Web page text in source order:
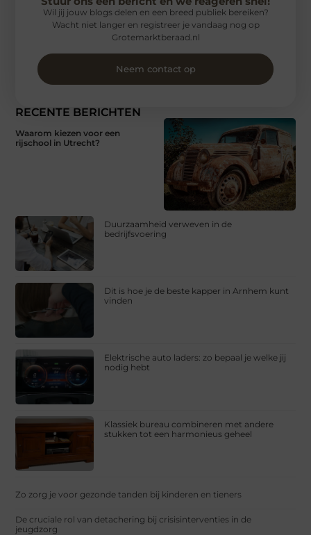
RECENTE BERICHTEN
Waarom kiezen voor een
rijschool in Utrecht?
Duurzaamheid verweven in de
bedrijfsvoering
Dit is hoe je de beste kapper in Arnhem kunt
vinden
Elektrische auto laders: zo bepaal je welke jij
nodig hebt
Klassiek bureau combineren met andere
stukken tot een harmonieus geheel
Zo zorg je voor gezonde tanden bij kinderen en tieners
De cruciale rol van detachering bij crisisinterventies in de
jeugdzorg
Wil jij jouw blogs delen en een breed publiek bereiken?
Wacht niet langer en registreer je vandaag nog op
Grotemarktberaad.nl
Neem contact op